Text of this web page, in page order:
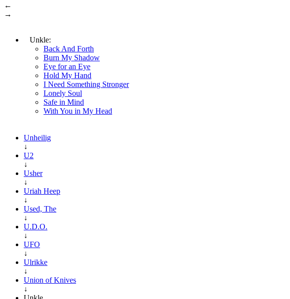
←
→
Unkle:
Back And Forth
Burn My Shadow
Eye for an Eye
Hold My Hand
I Need Something Stronger
Lonely Soul
Safe in Mind
With You in My Head
Unheilig
↓
U2
↓
Usher
↓
Uriah Heep
↓
Used, The
↓
U.D.O.
↓
UFO
↓
Ulrikke
↓
Union of Knives
↓